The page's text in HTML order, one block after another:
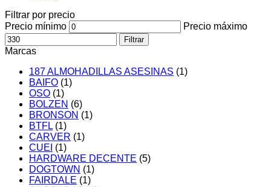
Filtrar por precio
Precio mínimo
Precio máximo
Filtrar
Marcas
187 ALMOHADILLAS ASESINAS (1)
BAIFO (1)
OSO (1)
BOLZEN (6)
BRONSON (1)
BTFL (1)
CARVER (1)
CUEI (1)
HARDWARE DECENTE (5)
DOGTOWN (1)
FAIRDALE (1)